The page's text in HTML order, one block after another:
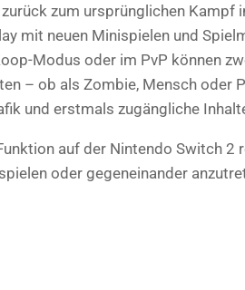
zum ursprünglichen
mit neuen Minispielen und
Modus oder im PvP können
– ob als Zombie, Mensch oder
und erstmals zugängliche
auf der Nintendo Switch 2
oder gegeneinander